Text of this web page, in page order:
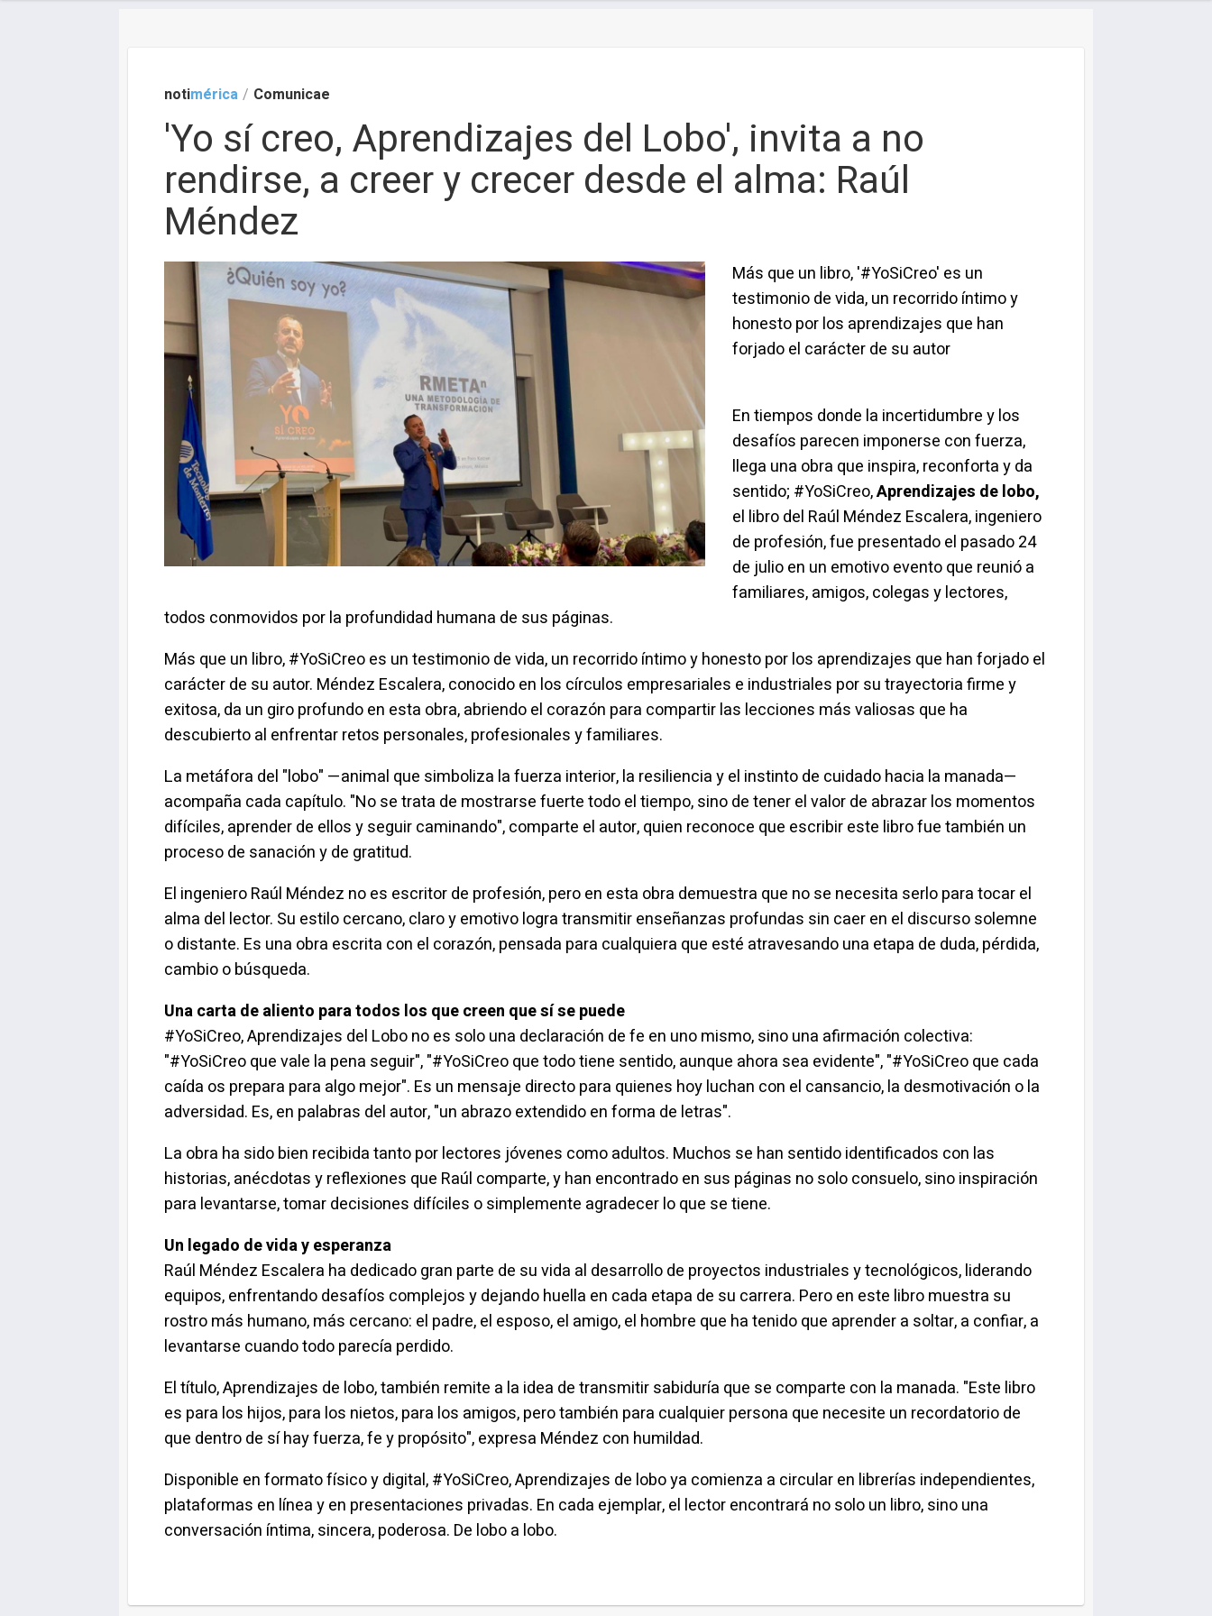
notimérica / Comunicae
'Yo sí creo, Aprendizajes del Lobo', invita a no
rendirse, a creer y crecer desde el alma: Raúl
Méndez
Más que un libro, '#YoSiCreo' es un
testimonio de vida, un recorrido íntimo y
honesto por los aprendizajes que han
forjado el carácter de su autor
En tiempos donde la incertidumbre y los
desafíos parecen imponerse con fuerza,
llega una obra que inspira, reconforta y da
sentido; #YoSiCreo,Aprendizajes de lobo,
el libro del Raúl Méndez Escalera, ingeniero
de profesión, fue presentado el pasado 24
de julio en un emotivo evento que reunió a
familiares, amigos, colegas y lectores,
todos conmovidos por la profundidad humana de sus páginas.
Más que un libro,#YoSiCreoes un testimonio de vida, un recorrido íntimo y honesto por los aprendizajes que han forjado el
carácter de su autor. Méndez Escalera, conocido en los círculos empresariales e industriales por su trayectoria firme y
exitosa, da un giro profundo en esta obra, abriendo el corazón para compartir las lecciones más valiosas que ha
descubierto al enfrentar retos personales, profesionales y familiares.
La metáfora del "lobo" —animal que simboliza la fuerza interior, la resiliencia y el instinto de cuidado hacia la manada—
acompaña cada capítulo. "No se trata de mostrarse fuerte todo el tiempo, sino de tener el valor de abrazar los momentos
difíciles, aprender de ellos y seguir caminando", comparte el autor, quien reconoce que escribir este libro fue también un
proceso de sanación y de gratitud.
El ingeniero Raúl Méndez no es escritor de profesión, pero en esta obra demuestra que no se necesita serlo para tocar el
alma del lector. Su estilo cercano, claro y emotivo logra transmitir enseñanzas profundas sin caer en el discurso solemne
o distante. Es una obra escrita con el corazón, pensada para cualquiera que esté atravesando una etapa de duda, pérdida,
cambio o búsqueda.
Una carta de aliento para todos los que creen que sí se puede
#YoSiCreo, Aprendizajes del Lobono es solo una declaración de fe en uno mismo, sino una afirmación colectiva:
"#YoSiCreo que vale la pena seguir", "#YoSiCreo que todo tiene sentido, aunque ahora sea evidente", "#YoSiCreo que cada
caída os prepara para algo mejor". Es un mensaje directo para quienes hoy luchan con el cansancio, la desmotivación o la
adversidad. Es, en palabras del autor, "un abrazo extendido en forma de letras".
La obra ha sido bien recibida tanto por lectores jóvenes como adultos. Muchos se han sentido identificados con las
historias, anécdotas y reflexiones que Raúl comparte, y han encontrado en sus páginas no solo consuelo, sino inspiración
para levantarse, tomar decisiones difíciles o simplemente agradecer lo que se tiene.
Un legado de vida y esperanza
Raúl Méndez Escalera ha dedicado gran parte de su vida al desarrollo de proyectos industriales y tecnológicos, liderando
equipos, enfrentando desafíos complejos y dejando huella en cada etapa de su carrera. Pero en este libro muestra su
rostro más humano, más cercano: el padre, el esposo, el amigo, el hombre que ha tenido que aprender a soltar, a confiar, a
levantarse cuando todo parecía perdido.
El título,Aprendizajes de lobo,también remite a la idea de transmitir sabiduría que se comparte con la manada. "Este libro
es para los hijos, para los nietos, para los amigos, pero también para cualquier persona que necesite un recordatorio de
que dentro de sí hay fuerza, fe y propósito", expresa Méndez con humildad.
Disponible en formato físico y digital,#YoSiCreo, Aprendizajes de loboya comienza a circular en librerías independientes,
plataformas en línea y en presentaciones privadas. En cada ejemplar, el lector encontrará no solo un libro, sino una
conversación íntima, sincera, poderosa. De lobo a lobo.